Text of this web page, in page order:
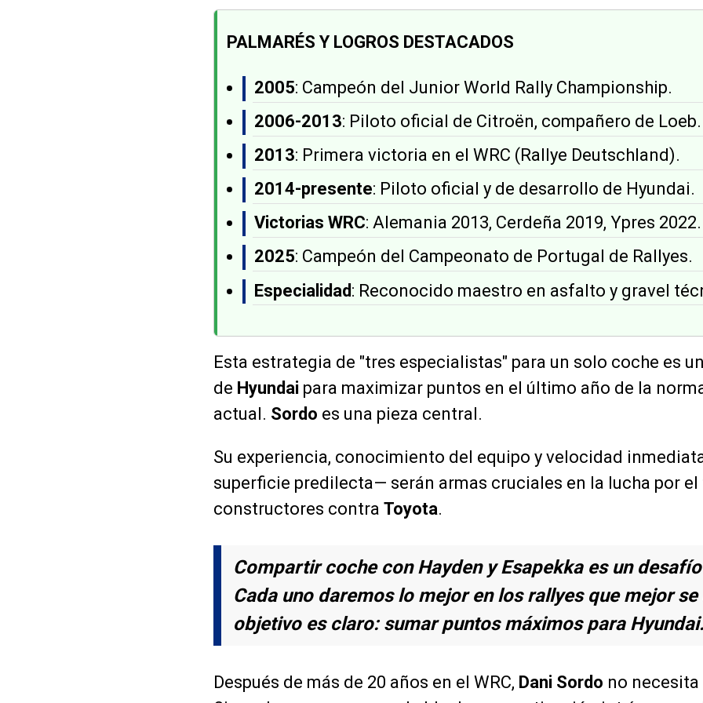
PALMARÉS Y LOGROS DESTACADOS
2005: Campeón del Junior World Rally Championship.
2006-2013: Piloto oficial de Citroën, compañero de Loeb.
2013: Primera victoria en el WRC (Rallye Deutschland).
2014-presente: Piloto oficial y de desarrollo de Hyundai.
Victorias WRC: Alemania 2013, Cerdeña 2019, Ypres 2022.
2025: Campeón del Campeonato de Portugal de Rallyes.
Especialidad : Reconocido maestro en asfalto y gravel
Esta estrategia de "tres especialistas" para un solo coche es
de Hyundai para maximizar puntos en el último año de la
actual. Sordo es una pieza central.
Su experiencia, conocimiento del equipo y velocidad
superficie predilecta— serán armas cruciales en la lucha por
constructores contra Toyota.
Compartir coche con Hayden y Esapekka es un
Cada uno daremos lo mejor en los rallyes que mejor se
objetivo es claro: sumar puntos máximos para Hyundai.
Después de más de 20 años en el WRC, Dani Sordo no